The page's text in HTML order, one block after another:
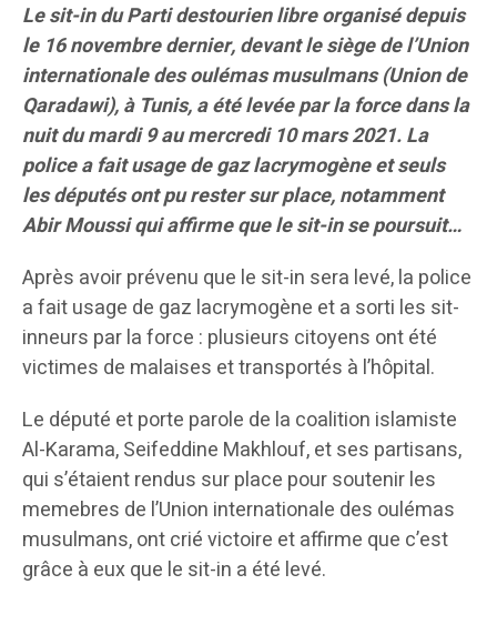
Le sit-in du Parti destourien libre organisé depuis
le 16 novembre dernier, devant le siège de l’Union
internationale des oulémas musulmans (Union de
Qaradawi), à Tunis, a été levée par la force dans la
nuit du mardi 9 au mercredi 10 mars 2021. La
police a fait usage de gaz lacrymogène et seuls
les députés ont pu rester sur place, notamment
Abir Moussi qui affirme que le sit-in se poursuit…
Après avoir prévenu que le sit-in sera levé, la police
a fait usage de gaz lacrymogène et a sorti les sit-
inneurs par la force : plusieurs citoyens ont été
victimes de malaises et transportés à l’hôpital.
Le député et porte parole de la coalition islamiste
Al-Karama, Seifeddine Makhlouf, et ses partisans,
qui s’étaient rendus sur place pour soutenir les
memebres de l’Union internationale des oulémas
musulmans, ont crié victoire et affirme que c’est
grâce à eux que le sit-in a été levé.